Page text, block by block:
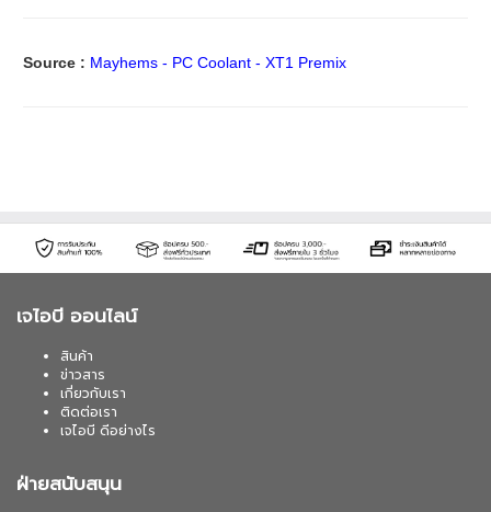
Source : Mayhems - PC Coolant - XT1 Premix
เจไอบี ออนไลน์
สินค้า
ข่าวสาร
เกี่ยวกับเรา
ติดต่อเรา
เจไอบี ดีอย่างไร
ฝ่ายสนับสนุน